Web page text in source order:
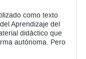
como texto
Aprendizaje del
didáctico que
autónoma. Pero